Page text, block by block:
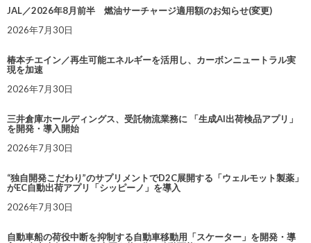
JAL／2026年8月前半 燃油サーチャージ適用額のお知らせ(変更)
2026年7月30日
椿本チエイン／再生可能エネルギーを活用し、カーボンニュートラル実
現を加速
2026年7月30日
三井倉庫ホールディングス、受託物流業務に 「生成AI出荷検品アプリ」
を開発・導入開始
2026年7月30日
“独自開発こだわり”のサプリメントでD2C展開する「ウェルモット製薬」
がEC自動出荷アプリ「シッピーノ」を導入
2026年7月30日
自動車船の荷役中断を抑制する自動車移動用「スケーター」を開発・導